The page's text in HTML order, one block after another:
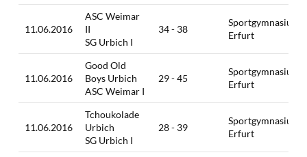
11.06.2016
ASC Weimar
II
SG Urbich I
34 - 38
Sportgymnasium
Erfurt
11.06.2016
Good Old
Boys Urbich
ASC Weimar I
29 - 45
Sportgymnasium
Erfurt
11.06.2016
Tchoukolade
Urbich
SG Urbich I
28 - 39
Sportgymnasium
Erfurt